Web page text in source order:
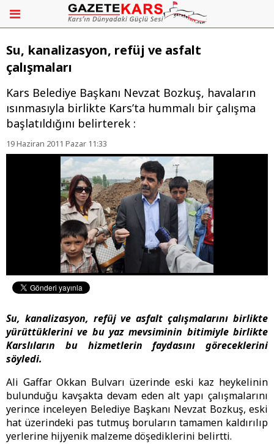
Su, kanalizasyon, refüj ve asfalt
çalışmaları
Kars Belediye Başkanı Nevzat Bozkuş, havaların
ısınmasıyla birlikte Kars’ta hummalı bir çalışma
başlatıldığını belirterek :
19 Haziran 2011 Pazar 11:33
Su, kanalizasyon, refüj ve asfalt çalışmalarını birlikte
yürüttüklerini ve bu yaz mevsiminin bitimiyle birlikte
Karslıların bu hizmetlerin faydasını göreceklerini
söyledi.
Ali Gaffar Okkan Bulvarı üzerinde eski kaz heykelinin
bulunduğu kavşakta devam eden alt yapı çalışmalarını
yerince inceleyen Belediye Başkanı Nevzat Bozkuş, eski
hat üzerindeki pas tutmuş boruların tamamen kaldırılıp
yerlerine hijyenik malzeme döşediklerini belirtti.